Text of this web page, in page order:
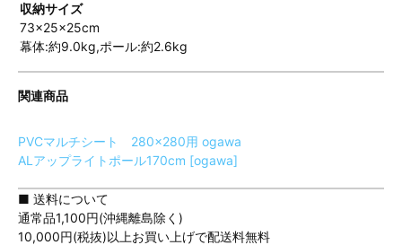
収納サイズ
73×25×25cm
幕体:約9.0kg,ポール:約2.6kg
関連商品
PVCマルチシート 280×280用 ogawa
ALアップライトポール170cm [ogawa]
■ 送料について
通常品1,100円(沖縄離島除く)
10,000円(税抜)以上お買い上げで配送料無料